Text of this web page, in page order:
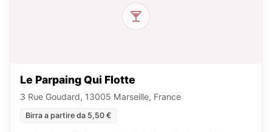
Le Parpaing Qui Flotte
3 Rue Goudard, 13005 Marseille, France
Birra a partire da 5,50 €